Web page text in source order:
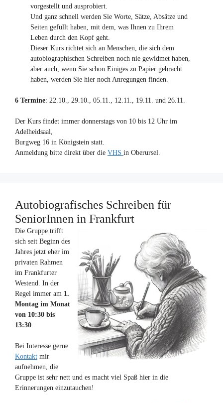
vorgestellt und ausprobiert.
Und ganz schnell werden Sie Worte, Sätze, Absätze und
Seiten gefüllt haben, mit dem, was Ihnen zu Ihrem
Leben durch den Kopf geht.
Dieser Kurs richtet sich an Menschen, die sich dem
autobiographischen Schreiben noch nie gewidmet haben,
aber auch, wenn Sie schon Einiges zu Papier gebracht
haben, werden Sie hier noch Anregungen finden.
6 Termine: 22.10., 29.10., 05.11., 12.11., 19.11. und 26.11.
Der Kurs findet immer donnerstags von 10 bis 12 Uhr im
Adelheidsaal,
Burgweg 16 in Königstein statt.
Anmeldung bitte direkt über die VHS in Oberursel.
Autobiografisches Schreiben für
SeniorInnen in Frankfurt
Die Gruppe trifft
sich seit Beginn des
Jahres jetzt eher im
privaten Rahmen
im Frankfurter
Westend. In der
Regel immer am 1.
Montag im Monat
von 10:30 bis
13:30
Bei Interesse gerne
Kontakt mir
aufnehmen, die
Gruppe ist sehr nett und es macht viel Spaß hier in die
Erinnerungen einzutauchen!